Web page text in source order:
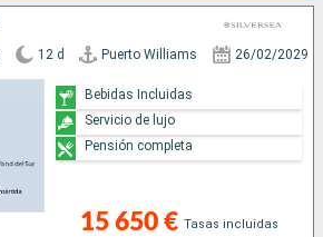
12 d Puerto Williams 26/02/2029
15 650 € Tasas incluidas
Bebidas Incluidas
Servicio de lujo
Pensión completa